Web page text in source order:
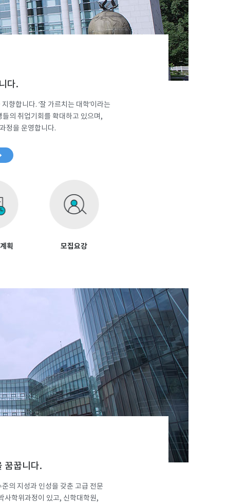
다.
향합니다. ‘잘 가르치는 대학’이라는
의 취업기회를 확대하고 있으며,
정을 운영합니다.
획 모집요강
꿈꿉니다.
의 지성과 인성을 갖춘 고급 전문
사학위과정이 있고, 신학대학원,